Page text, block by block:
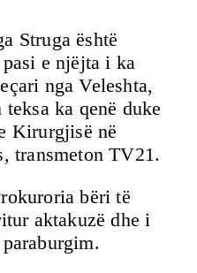
Struga është
e njëjta i ka
nga Veleshta,
ka qenë duke
Kirurgjisë në
transmeton TV21.
bëri të
aktakuzë dhe i